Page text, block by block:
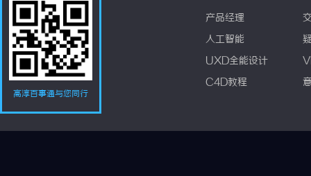
高淳百事通与您同行
产品经理
人工智能
UXD全能设计
C4D教程